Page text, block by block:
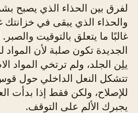
لفرق بين الحذاء الذي يصبح
والحذاء الذي يبقى في خزانتك
غالبًا ما يتعلق بالتوقيت والصبر.
الجديدة تكون صلبة لأن المواد
يلِن الجلد، ولم ترتخي المواد
تتشكل النعل الداخلي حول
للإصلاح، ولكن فقط إذا بدأت
يجبرك الألم على التوقف.